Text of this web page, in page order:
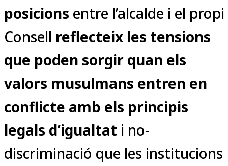
posicions entre l’alcalde i el propi
Consell reflecteix les tensions
que poden sorgir quan els
valors musulmans entren en
conflicte amb els principis
legals d’igualtat i no-
discriminació que les institucions